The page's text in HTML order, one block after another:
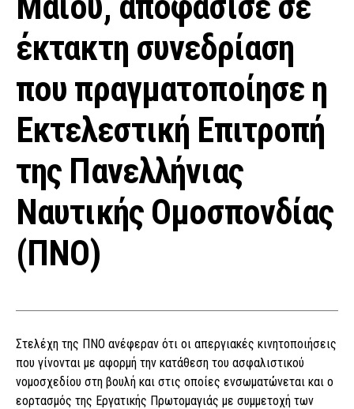
έκτακτη συνεδρίαση
που πραγματοποίησε η
Εκτελεστική Επιτροπή
της Πανελλήνιας
Ναυτικής Ομοσπονδίας
(ΠΝΟ)
Στελέχη της ΠΝΟ ανέφεραν ότι οι απεργιακές κινητοποιήσεις
που γίνονται με αφορμή την κατάθεση του ασφαλιστικού
νομοσχεδίου στη βουλή και στις οποίες ενσωματώνεται και ο
εορτασμός της Εργατικής Πρωτομαγιάς με συμμετοχή των